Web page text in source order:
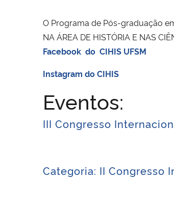
O Programa de Pós-graduação
NA ÁREA DE HISTÓRIA E NAS
Facebook do CIHIS UFSM
Instagram do CIHIS
Eventos:
III Congresso
Categoria: II Congresso